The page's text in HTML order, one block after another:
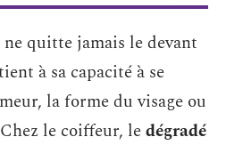
ne quitte jamais le devant
à sa capacité à se
la forme du visage ou
le coiffeur, ledégradé